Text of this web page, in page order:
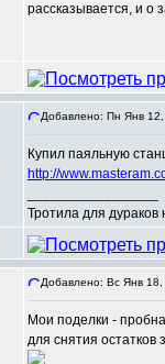
рассказывается, и о
Добавлено: Пн Янв
Купил паяльную
http://
Тротила для
Добавлено: Вс Янв
Мои поделки -
для снятия остатков